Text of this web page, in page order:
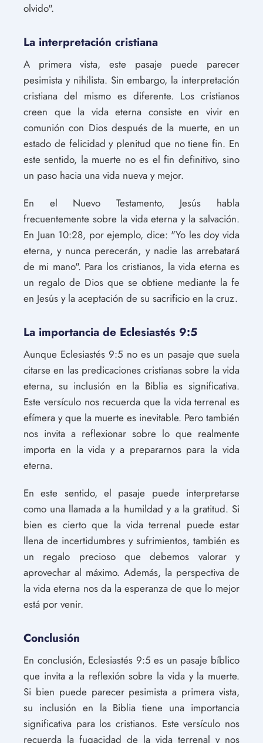
olvido".
La interpretación cristiana
A primera vista, este pasaje puede parecer
pesimista y nihilista. Sin embargo, la interpretación
cristiana del mismo es diferente. Los cristianos
creen que la vida eterna consiste en vivir en
comunión con Dios después de la muerte, en un
estado de felicidad y plenitud que no tiene fin. En
este sentido, la muerte no es el fin definitivo, sino
un paso hacia una vida nueva y mejor.
En el Nuevo Testamento, Jesús habla
frecuentemente sobre la vida eterna y la salvación.
En Juan 10:28, por ejemplo, dice: "Yo les doy vida
eterna, y nunca perecerán, y nadie las arrebatará
de mi mano". Para los cristianos, la vida eterna es
un regalo de Dios que se obtiene mediante la fe
en Jesús y la aceptación de su sacrificio en la cruz.
La importancia de Eclesiastés 9:5
Aunque Eclesiastés 9:5 no es un pasaje que suela
citarse en las predicaciones cristianas sobre la vida
eterna, su inclusión en la Biblia es significativa.
Este versículo nos recuerda que la vida terrenal es
efímera y que la muerte es inevitable. Pero también
nos invita a reflexionar sobre lo que realmente
importa en la vida y a prepararnos para la vida
eterna.
En este sentido, el pasaje puede interpretarse
como una llamada a la humildad y a la gratitud. Si
bien es cierto que la vida terrenal puede estar
llena de incertidumbres y sufrimientos, también es
un regalo precioso que debemos valorar y
aprovechar al máximo. Además, la perspectiva de
la vida eterna nos da la esperanza de que lo mejor
está por venir.
Conclusión
En conclusión, Eclesiastés 9:5 es un pasaje bíblico
que invita a la reflexión sobre la vida y la muerte.
Si bien puede parecer pesimista a primera vista,
su inclusión en la Biblia tiene una importancia
significativa para los cristianos. Este versículo nos
recuerda la fugacidad de la vida terrenal y nos